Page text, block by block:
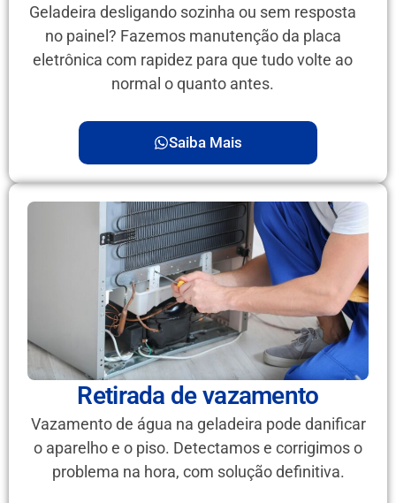
Geladeira desligando sozinha ou sem resposta
no painel? Fazemos manutenção da placa
eletrônica com rapidez para que tudo volte ao
normal o quanto antes.
Saiba Mais
Retirada de vazamento
Vazamento de água na geladeira pode danificar
o aparelho e o piso. Detectamos e corrigimos o
problema na hora, com solução definitiva.